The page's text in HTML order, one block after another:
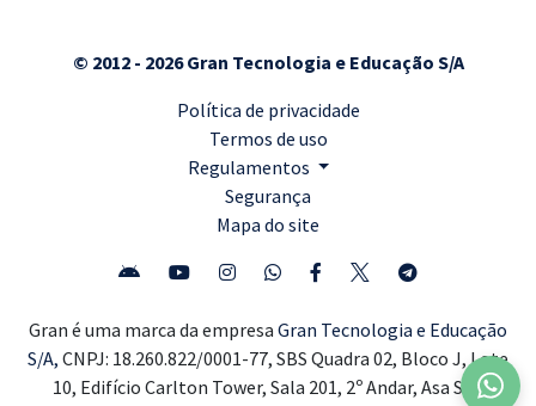
© 2012 - 2026 Gran Tecnologia e Educação S/A
Política de privacidade
Termos de uso
Regulamentos
Segurança
Mapa do site
Gran é uma marca da empresa Gran Tecnologia e Educação
S/A, CNPJ: 18.260.822/0001-77, SBS Quadra 02, Bloco J, Lote
10, Edifício Carlton Tower, Sala 201, 2º Andar, Asa Sul,